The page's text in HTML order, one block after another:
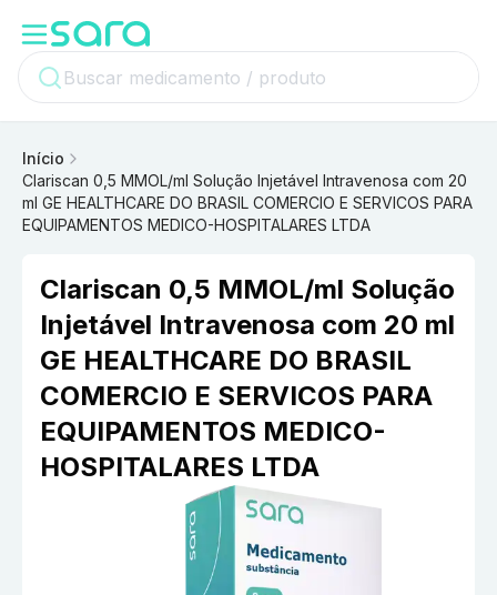
Início
Clariscan 0,5 MMOL/ml Solução Injetável Intravenosa com 20
ml GE HEALTHCARE DO BRASIL COMERCIO E SERVICOS PARA
EQUIPAMENTOS MEDICO-HOSPITALARES LTDA
Clariscan 0,5 MMOL/ml Solução
Injetável Intravenosa com 20 ml
GE HEALTHCARE DO BRASIL
COMERCIO E SERVICOS PARA
EQUIPAMENTOS MEDICO-
HOSPITALARES LTDA